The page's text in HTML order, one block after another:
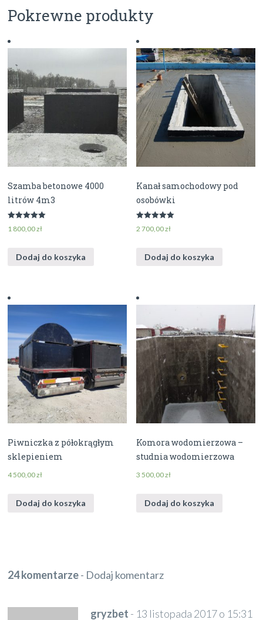
Pokrewne produkty
Szamba betonowe 4000
litrów 4m3
Oceniony
5.00
1 800,00zł
Dodaj do koszyka
Kanał samochodowy pod
osobówki
Oceniony
5.00
2 700,00zł
Dodaj do koszyka
Piwniczka z półokrągłym
sklepieniem
4 500,00zł
Dodaj do koszyka
Komora wodomierzowa –
studnia wodomierzowa
3 500,00zł
Dodaj do koszyka
24 komentarze- Dodaj komentarz
gryzbet - 13 listopada 2017 o 15:31